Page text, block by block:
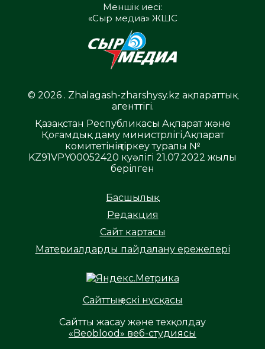
Меншік иесі:
«Сыр медиа» ЖШС
© 2026 . Zhalagash-zharshysy.kz ақпараттық
агенттігі.
Қазақстан Республикасы Ақпарат және
Қоғамдық даму министрлігі,Ақпарат
комитетінің тіркеу туралы №
KZ91VPY00052420 куәлігі 21.07.2022 жылы
берілген
Басшылық
Редакция
Сайт картасы
Материалдарды пайдалану ережелері
Сайттың ескі нұсқасы
Сайтты жасау және техқолдау
«Beoblood» веб-студиясы